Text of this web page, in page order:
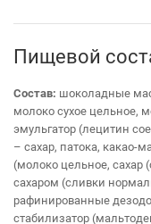
Пищевой
Состав: шоколадные
молоко сухое цельное,
эмульгатор (лецитин
– сахар, патока, какао-
(молоко цельное, сахар
сахаром (сливки
рафинированные
стабилизатор